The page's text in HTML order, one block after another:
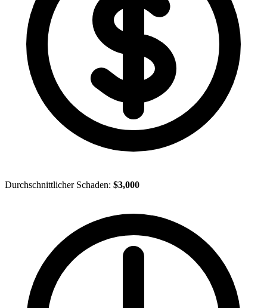
Durchschnittlicher Schaden: $3,000